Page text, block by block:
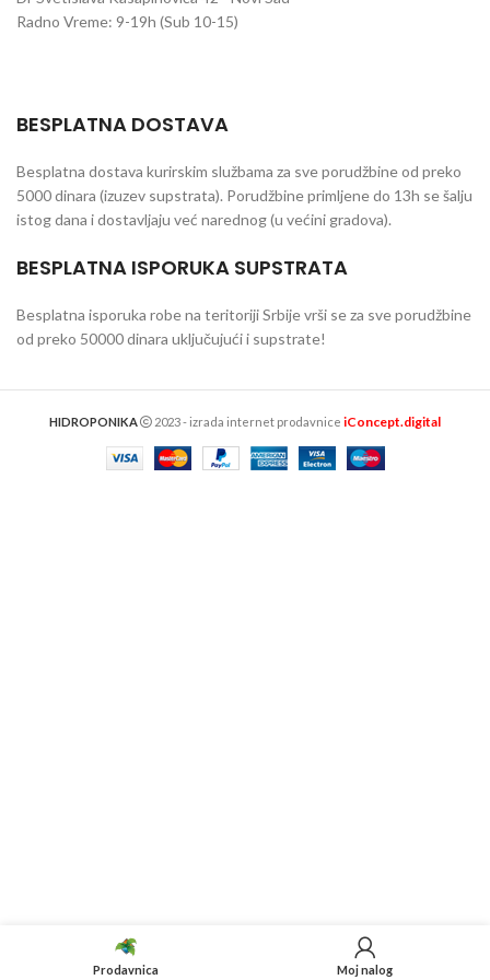
Radno Vreme: 9-19h (Sub 10-15)
BESPLATNA DOSTAVA
Besplatna dostava kurirskim službama za sve porudžbine od preko
5000 dinara (izuzev supstrata). Porudžbine primljene do 13h se šalju
istog dana i dostavljaju već narednog (u većini gradova).
BESPLATNA ISPORUKA SUPSTRATA
Besplatna isporuka robe na teritoriji Srbije vrši se za sve porudžbine
od preko 50000 dinara uključujući i supstrate!
HIDROPONIKA 2023 - izrada internet prodavnice iConcept.digital
Prodavnica Moj nalog